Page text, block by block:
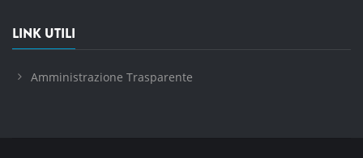
LINK UTILI
Amministrazione Trasparente